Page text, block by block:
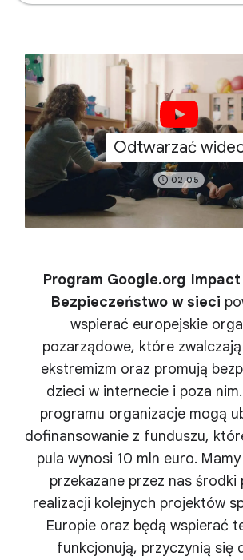
Odtwarzać
02:05
Program Google.org
Bezpieczeństwo w sieci
wspierać europejskie
pozarządowe, które
ekstremizm oraz promują
dzieci w internecie i poza
programu organizacje mogą
dofinansowanie z funduszu,
pula wynosi 10 mln euro.
przekazane przez nas środki
realizacji kolejnych projektów
Europie oraz będą wspierać
funkcjonują, przyczynią się